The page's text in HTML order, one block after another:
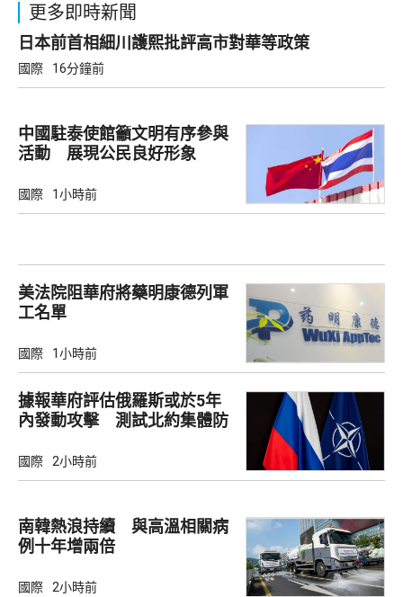
更多即時新聞
日本前首相細川護熙批評高市對華等政策
國際 16分鐘前
中國駐泰使館籲文明有序參與
活動 展現公民良好形象
國際 1小時前
美法院阻華府將藥明康德列軍
工名單
國際 1小時前
據報華府評估俄羅斯或於5年
內發動攻擊 測試北約集體防
國際 2小時前
南韓熱浪持續 與高溫相關病
例十年增兩倍
國際 2小時前